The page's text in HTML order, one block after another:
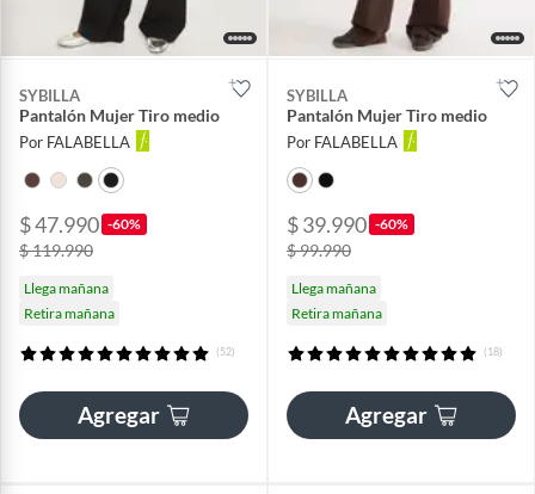
SYBILLA
Pantalón Mujer Tiro medio
Por FALABELLA
$ 47.990 -60%
$ 119.990
Llega mañana
Retira mañana
(52)
Agregar
SYBILLA
Pantalón Mujer Tiro medio
Por FALABELLA
$ 39.990 -60%
$ 99.990
Llega mañana
Retira mañana
(18)
Agregar